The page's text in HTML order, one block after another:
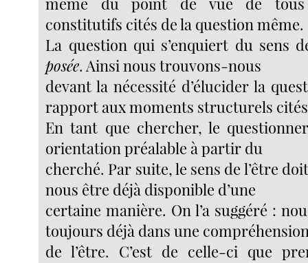
constitutifs cités de la question même.
La question qui s’enquiert du sens
posée. Ainsi nous trouvons-nous
devant la nécessité d’élucider la
rapport aux moments structurels
En tant que chercher, le
orientation préalable à partir du
cherché. Par suite, le sens de l’être
nous être déjà disponible d’une
certaine manière. On l’a suggéré :
toujours déjà dans une
de l’être. C’est de celle-ci que